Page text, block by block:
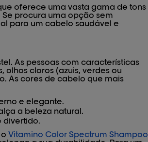
oferece uma vasta gama de tons
procura uma opção sem
para um cabelo saudável e
As pessoas com características
claros (azuis, verdes ou
As cores de cabelo que mais
e elegante.
a beleza natural.
divertido.
oVitamino Color Spectrum Shampoo